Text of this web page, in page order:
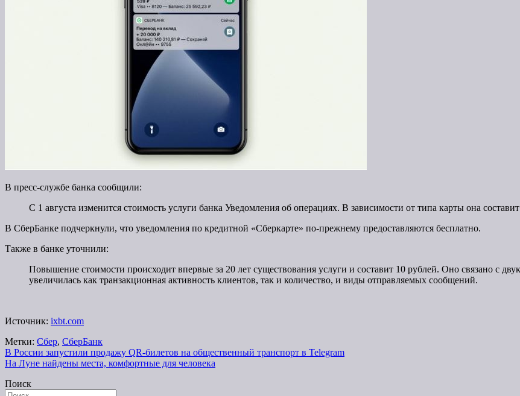
В пресс-службе банка сообщили:
С 1 августа изменится стоимость услуги банка Уведомления об операциях. В зависимости от типа карты она
В СберБанке подчеркнули, что уведомления по кредитной «Сберкарте» по-прежнему предоставляются бесплатно.
Также в банке уточнили:
Повышение стоимости происходит впервые за 20 лет существования услуги и составит 10 рублей. Оно связано с
увеличилась как транзакционная активность клиентов, так и количество, и виды отправляемых сообщений.
Источник: ixbt.com
Метки: Сбер, СберБанк
Навигация
по
записям
В России запустили продажу QR-билетов на общественный транспорт в Telegram
На Луне найдены места, комфортные для человека
Поиск